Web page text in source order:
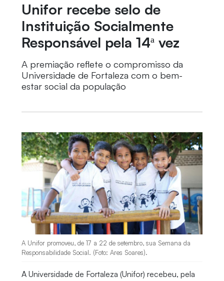
Unifor recebe selo de
Instituição Socialmente
Responsável pela 14ª vez
A premiação reflete o compromisso da
Universidade de Fortaleza com o bem-
estar social da população
A Unifor promoveu, de 17 a 22 de setembro, sua Semana da
Responsabilidade Social. (Foto: Ares Soares).
A Universidade de Fortaleza (Unifor) recebeu, pela